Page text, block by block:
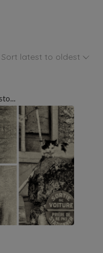
Sort latest to oldest